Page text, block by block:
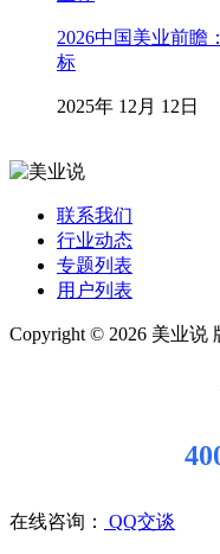
2026中国美业前瞻
标
2025年 12月 12日
联系我们
行业动态
专题列表
用户列表
Copyright © 2026 美业说
在线咨询： QQ交谈